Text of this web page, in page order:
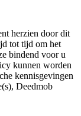
herzien door dit
tot tijd om het
bindend voor u
kunnen worden
kennisgevingen
Deedmob